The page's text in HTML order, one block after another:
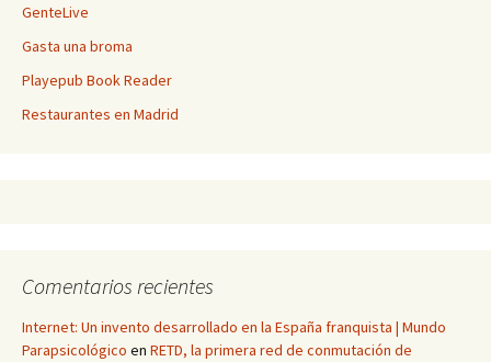
GenteLive
Gasta una broma
Playepub Book Reader
Restaurantes en Madrid
Comentarios recientes
Internet: Un invento desarrollado en la España franquista | Mundo
Parapsicológico en RETD, la primera red de conmutación de